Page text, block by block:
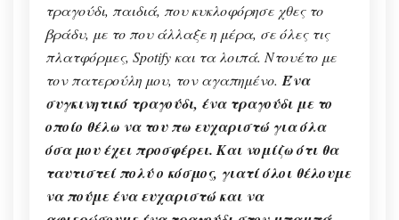
τραγούδι, παιδιά, που κυκλοφόρησε χθες το
βράδυ, με το που άλλαξε η μέρα, σε όλες τις
πλατφόρμες, Spotify και τα λοιπά. Ντουέτο με
τον πατερούλη μου, τον αγαπημένο.Ένα
συγκινητικό τραγούδι, ένα τραγούδι με το
οποίο θέλω να του πω ευχαριστώ για όλα
όσα μου έχει προσφέρει. Και νομίζω ότι θα
ταυτιστεί πολύ ο κόσμος, γιατί όλοι θέλουμε
να πούμε ένα ευχαριστώ και να